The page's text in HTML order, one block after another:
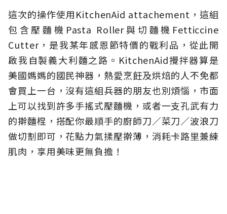
這次的操作使用KitchenAid attachement，這組
包含壓麵機Pasta Roller與切麵機Fetticcine
Cutter，是我某年感恩節特價的戰利品，從此開
啟我自製義大利麵之路。KitchenAid攪拌器算是
美國媽媽的國民神器，熱愛烹飪及烘焙的人不免都
會買上一台，沒有這組兵器的朋友也別煩惱，市面
上可以找到許多手搖式壓麵機，或者一支孔武有力
的擀麵棍，搭配你最順手的廚師刀／菜刀／波浪刀
做切割即可，花點力氣揉壓擀薄，消耗卡路里兼練
肌肉，享用美味更無負擔！